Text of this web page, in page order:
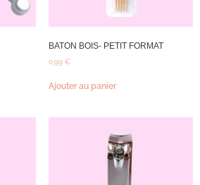
BATON BOIS- PETIT FORMAT
0,99 €
Ajouter au panier